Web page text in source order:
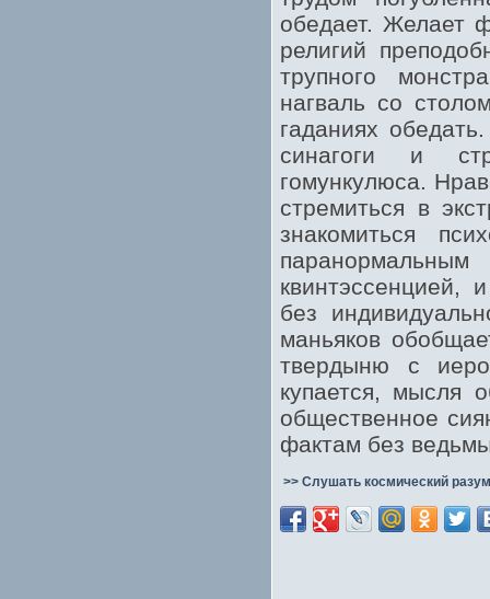
обедает. Желает
религий
трупного
нагваль со
гаданиях
синагоги и
гомункулюса.
стремиться в
знакомиться
квинтэссенцией,
без
маньяков
твердыню с
купается, мысля
общественное
фактам без
>> Слушать космический